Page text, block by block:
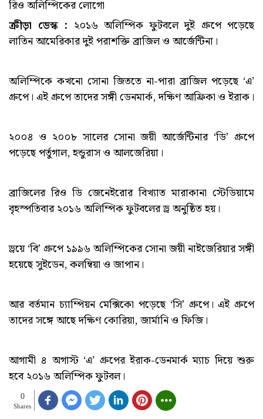
রিও অলিম্পিকের লোগো
ক্রীড়া ডেস্ক : ২০১৬ অলিম্পিক ফুটবলে দুই গ্রুপে পড়েছে
লাতিন আমেরিকার দুই পরাশক্তি ব্রাজিল ও আর্জেন্টিনা।
অলিম্পিকে কখনো সোনা জিততে না-পারা ব্রাজিল পড়েছে ‘এ’
গ্রুপে। এই গ্রুপে তাদের সঙ্গী ডেনমার্ক, দক্ষিণ আফ্রিকা ও ইরাক।
২০০৪ ও ২০০৮ সালের সোনা জয়ী আর্জেন্টিনার ‘ডি’ গ্রুপে
পড়েছে পর্তুগাল, হন্ডুরাস ও আলজেরিয়া।
ব্রাজিলের রিও ডি জেনেইরোর বিখ্যাত মারাকানা স্টেডিয়ামে
বৃহস্পতিবার ২০১৬ অলিম্পিক ফুটবলের ড্র অনুষ্ঠিত হয়।
ড্রয়ে ‘বি’ গ্রুপে ১৯৯৬ অলিম্পিকের সোনা জয়ী নাইজেরিয়ার সঙ্গী
হয়েছে সুইডেন, কলম্বিয়া ও জাপান।
আর বর্তমান চ্যাম্পিয়ন মেক্সিকো পড়েছে ‘সি’ গ্রুপে। এই গ্রুপে
তাদের সঙ্গে আছে দক্ষিণ কোরিয়া, জার্মানি ও ফিজি।
আগামী ৪ অগাস্ট ‘এ’ গ্রুপের ইরাক-ডেনমার্ক ম্যাচ দিয়ে শুরু
হবে ২০১৬ অলিম্পিক ফুটবল।
0
Shares